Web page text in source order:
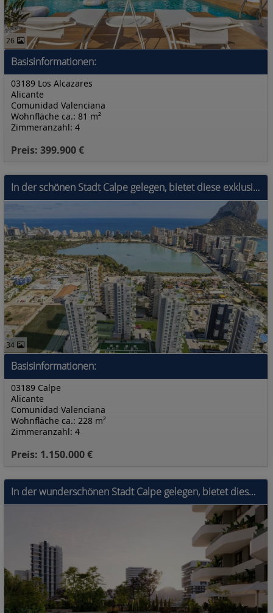
26
Basisinformationen:
03189 Los Alcazares
Alicante
Comunidad Valenciana
Preis: 399.900 €
Wohnfläche ca.: 81 m²
Zimmeranzahl: 4
In der schönen Stadt Calpe gelegen, bietet diese exklusive Wohnanlage eine Auswahl von 28 Immobilien, darunter Wohnungen und Penthäuser. Für diejenig
34
Basisinformationen:
03189 Calpe
Alicante
Comunidad Valenciana
Preis: 1.150.000 €
Wohnfläche ca.: 228 m²
Zimmeranzahl: 4
In der wunderschönen Stadt Calpe gelegen, bietet diese exklusive Wohnanlage eine Auswahl von 31 hochwertigen Wohnungen, darunter Apartments und Penth